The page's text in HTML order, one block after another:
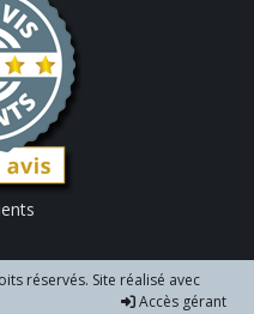
réservés. Site réalisé avec
Accès gérant